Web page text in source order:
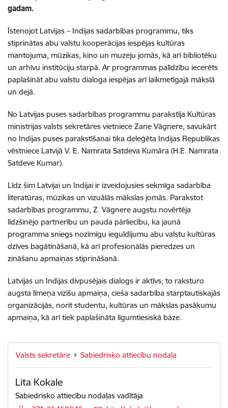
gadam.
Īstenojot Latvijas – Indijas sadarbības programmu, tiks
stiprinātas abu valstu kooperācijas iespējas kultūras
mantojuma, mūzikas, kino un muzeju jomās, kā arī bibliotēku
un arhīvu institūciju starpā. Ar programmas palīdzību iecerēts
paplašināt abu valstu dialoga iespējas arī laikmetīgajā mākslā
un dejā.
No Latvijas puses sadarbības programmu parakstīja Kultūras
ministrijas valsts sekretāres vietniece Zane Vāgnere, savukārt
no Indijas puses parakstīšanai tika deleģēta Indijas Republikas
vēstniece Latvijā V. E. Namrata Satdeva Kumāra (H.E. Namrata
Satdeve Kumar).
Līdz šim Latvijai un Indijai ir izveidojusies sekmīga sadarbība
literatūras, mūzikas un vizuālās mākslas jomās. Parakstot
sadarbības programmu, Z. Vāgnere augstu novērtēja
līdzšinējo partnerību un pauda pārliecību, ka jaunā
programma sniegs nozīmīgu ieguldījumu abu valstu kultūras
dzīves bagātināšanā, kā arī profesionālās pieredzes un
zināšanu apmaiņas stiprināšanā.
Latvijas un Indijas divpusējais dialogs ir aktīvs; to raksturo
augsta līmeņa vizīšu apmaiņa, cieša sadarbība starptautiskajās
organizācijās, norit studentu, kultūras un mākslas pasākumu
apmaiņa, kā arī tiek paplašināta līgumtiesiskā bāze.
Valsts sekretāre Sabiedrisko attiecību nodaļa
Lita Kokale
Sabiedrisko attiecību nodaļas vadītāja